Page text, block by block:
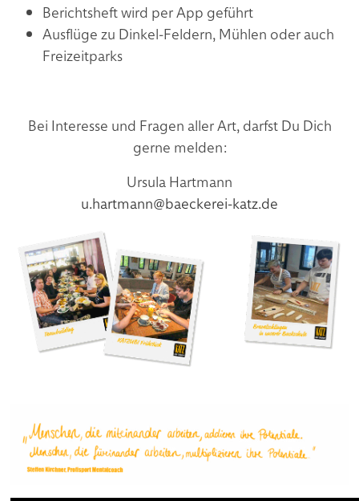
Berichtsheft wird per App geführt
Ausflüge zu Dinkel-Feldern, Mühlen oder auch
Freizeitparks
Bei Interesse und Fragen aller Art, darfst Du Dich
gerne melden:
Ursula Hartmann
u.hartmann@baeckerei-katz.de